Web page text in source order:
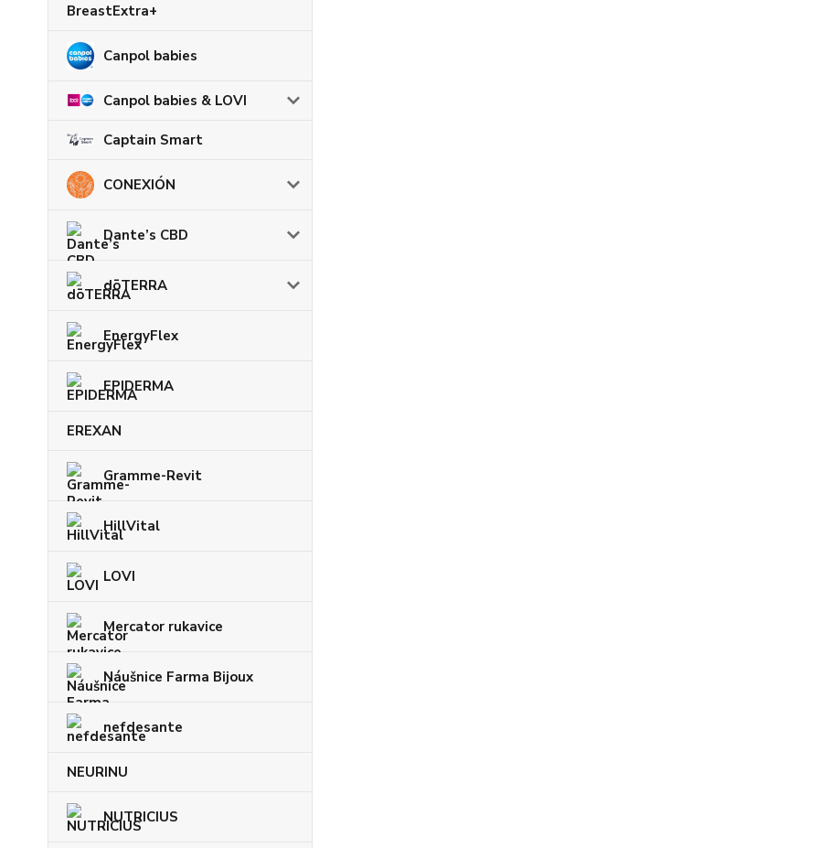
BreastExtra+
Canpol babies
Canpol babies & LOVI
Captain Smart
CONEXIÓN
Dante’s CBD
dōTERRA
EnergyFlex
EPIDERMA
EREXAN
Gramme-Revit
HillVital
LOVI
Mercator rukavice
Náušnice Farma Bijoux
nefdesante
NEURINU
NUTRICIUS